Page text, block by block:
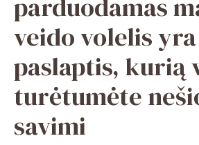
parduodamas
veido volelis yra
paslaptis, kurią
turėtumėte
savimi